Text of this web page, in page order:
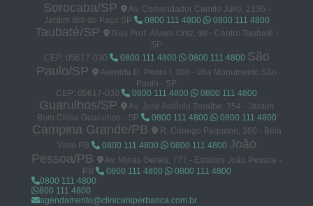
Sorocaba/SP
Av. Comendador Camilo Júlio, 2136 -
Jardim Ibiti do Paço SP
0800 111 4800 0800 111 4800
Taubaté/SP
Rua Prof. Álvaro Ortiz, 98 - Centro Taubaté -
SP
CEP: 05617-030
0800 111 4800 0800 111 4800 São
Paulo/SP
Avenida D. Pedro I, 380 - Vila Monumento São
Paulo - SP
CEP: 05617-030
0800 111 4800 0800 111 4800
Guarulhos/SP
Av. José Antônio Zeraibe, 754 - Jardim
Bom Clima Guarulhos - SP
0800 111 4800 0800 111 4800
Campina Grande/PB
R. Cônego Pequeno, 360 - Bela
Vista PB
0800 111 4800 0800 111 4800 João
Pessoa/PB
Av. Minas Gerais, 777 - Estados João Pessoa -
PB
0800 111 4800
0800 111 4800
0800 111 4800
800 111 4800
agendamento@clinicahiperbarica.com.br